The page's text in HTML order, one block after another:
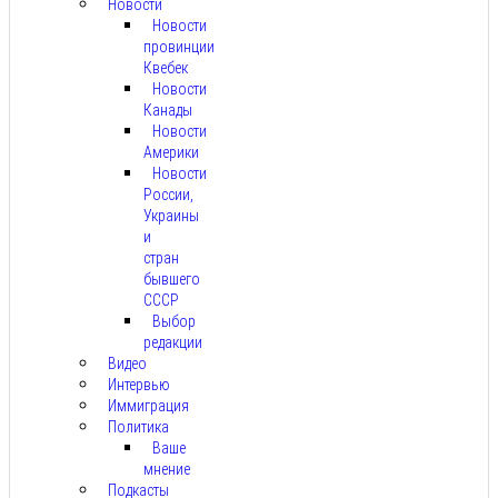
Новости
Новости
провинции
Квебек
Новости
Канады
Новости
Америки
Новости
России,
Украины
и
стран
бывшего
СССР
Выбор
редакции
Видео
Интервью
Иммиграция
Политика
Ваше
мнение
Подкасты